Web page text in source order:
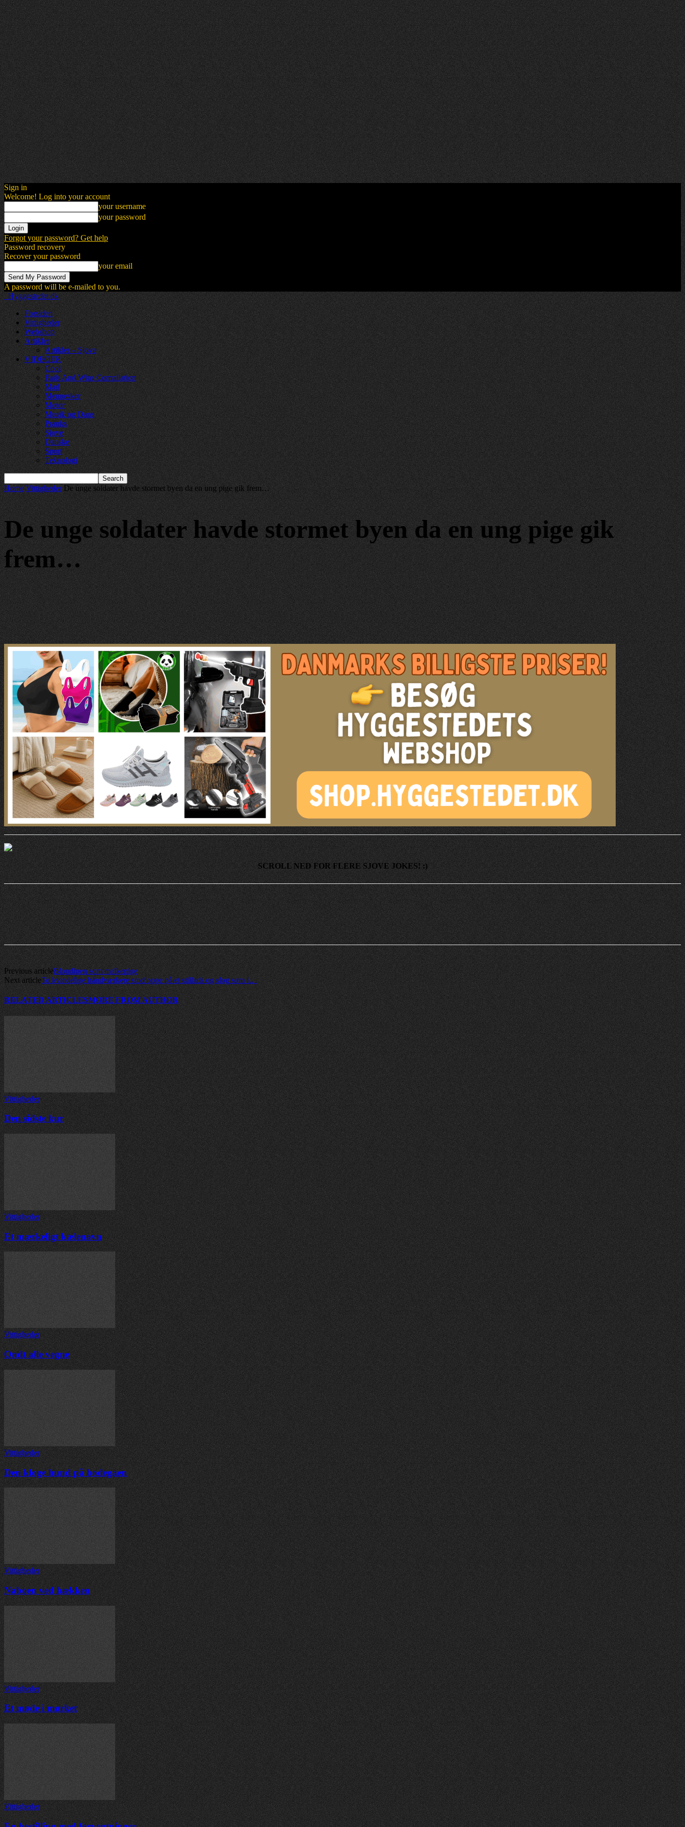
Sign in
Welcome! Log into your account
your username
your password
Forgot your password? Get help
Password recovery
Recover your password
your email
A password will be e-mailed to you.
Hyggestedet.dk
Forsiden
Vittigheder
Webshop
Artikler
Artikler – Sjove
VIDEOER
Cool
Fails And Wins Compilation
Mad
Mennesker
Motor
Musik og Dans
Pranks
Sjove
Danske
Sport
Teknologi
Home Vittigheder De unge soldater havde stormet byen da en ung pige gik frem…
De unge soldater havde stormet byen da en ung pige gik
frem…
SCROLL NED FOR FLERE SJOVE JOKES! :)
Previous articleBlondinen som malkepige
Next articleTo kvindelige håndværkere stod oppe på et stillads og slog søm i…
RELATED ARTICLESMORE FROM AUTHOR
Vittigheder
Den sidste kur
Vittigheder
Et mærkeligt kælenavn
Vittigheder
Ondt alle vegne
Vittigheder
Den kloge hund på bodegaen
Vittigheder
Naboen ved hækken
Vittigheder
Et møde i mørket
Vittigheder